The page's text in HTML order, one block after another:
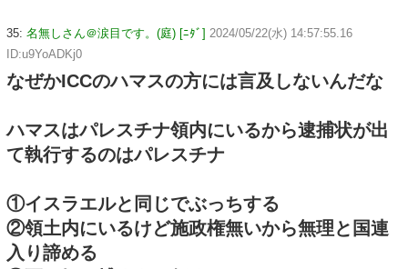
35: 名無しさん＠涙目です。(庭) [ﾆﾀﾞ] 2024/05/22(水) 14:57:55.16
ID:u9YoADKj0
なぜかICCのハマスの方には言及しないんだな
ハマスはパレスチナ領内にいるから逮捕状が出
て執行するのはパレスチナ
①イスラエルと同じでぶっちする
②領土内にいるけど施政権無いから無理と国連
入り諦める